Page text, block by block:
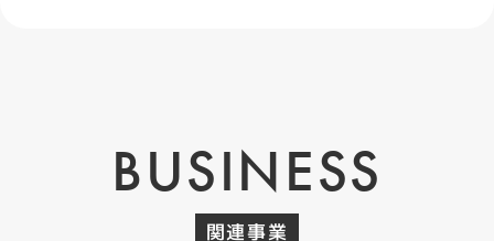
BUSINESS
関連事業